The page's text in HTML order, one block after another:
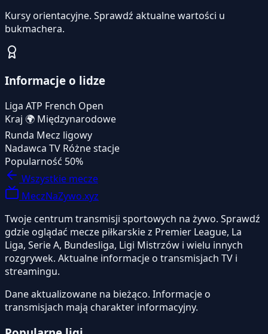
Kursy orientacyjne. Sprawdź aktualne wartości u
bukmachera.
Informacje o lidze
Liga ATP French Open
Kraj 🌍 Międzynarodowe
Runda Mecz ligowy
Nadawca TV Różne stacje
Popularność 50%
Wszystkie mecze
MeczNaZywo.xyz
Twoje centrum transmisji sportowych na żywo. Sprawdź
gdzie oglądać mecze piłkarskie z Premier League, La
Liga, Serie A, Bundesliga, Ligi Mistrzów i wielu innych
rozgrywek. Aktualne informacje o transmisjach TV i
streamingu.
Dane aktualizowane na bieżąco. Informacje o
transmisjach mają charakter informacyjny.